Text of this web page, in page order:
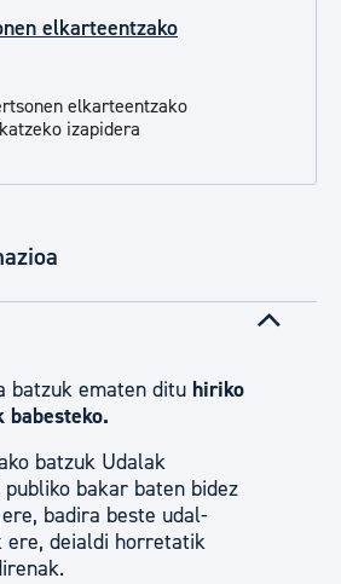
elkarteentzako
elkarteentzako
izapidera
batzuk ematen ditu hiriko
batzuk Udalak
bakar baten bidez
badira beste udal-
ere, deialdi horretatik